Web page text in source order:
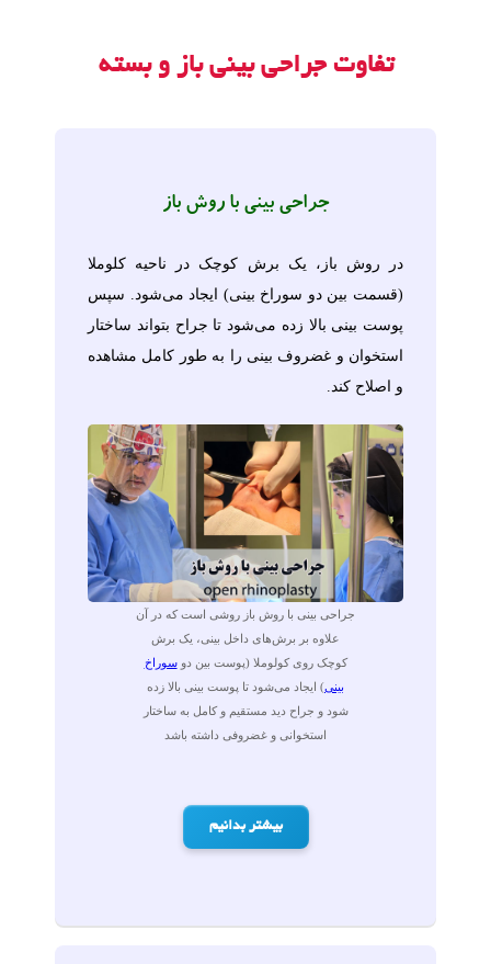
تفاوت جراحی بینی باز و بسته
جراحی بینی با روش باز
در روش باز، یک برش کوچک در ناحیه کلوملا
(قسمت بین دو سوراخ بینی) ایجاد می‌شود. سپس
پوست بینی بالا زده می‌شود تا جراح بتواند ساختار
استخوان و غضروف بینی را به طور کامل مشاهده
و اصلاح کند.
جراحی بینی با روش باز روشی است که در آن
علاوه بر برش‌های داخل بینی، یک برش
کوچک روی کولوملا (پوست بین دوسوراخ
بینی) ایجاد می‌شود تا پوست بینی بالا زده
شود و جراح دید مستقیم و کامل به ساختار
استخوانی و غضروفی داشته باشد
بیشتر بدانیم